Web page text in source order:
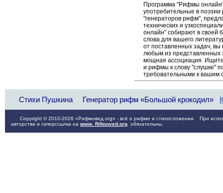
Программа "Рифмы
употребительные в
"генераторов рифм",
технических и
онлайн" собирают в своей
слова для вашего
от поставленных задач,
любым из
мощная ассоциация. Ищите
и рифмы к слову "слушке"
требовательными к вашим
Стихи Пушкина Генератор рифм «Большой крокодил»
Copyright © 2010-2026 «Рифмовед.org» - всё о рифме и стихосложении. При
авторства и гиперссылка на www. Rifmoved.org обязательны.